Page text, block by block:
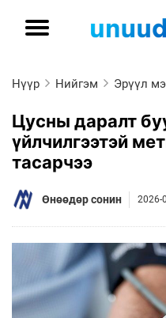
Нүүр Нийгэм Эрүүл
Цусны даралт
үйлчилгээтэй
тасарчээ
Өнөөдөр сонин 2026-